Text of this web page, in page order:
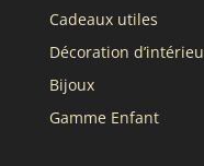
Cadeaux utiles
Décoration
Bijoux
Gamme Enfant